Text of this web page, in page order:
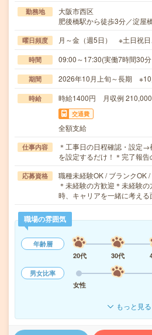
勤務地
大阪市西区
肥後橋駅から徒歩3分／淀屋
曜日頻度 月～金（週5日） ※土日祝日
時間 09:00～17:30(実働7時間30
期間 2026年10月上旬～長期 ※10
時給 時給1400円 月収例
交通費
全額支給
仕事内容
＊工事日の日程確認・設定
を設定するだけ！＊完了報
応募資格
職種未経験OK / ブランクOK
＊未経験の方歓迎＊未経験
時、キャリアを一緒に考え
職場の雰囲気
年齢層
20代
30代
男女比率
女性
もっと見る